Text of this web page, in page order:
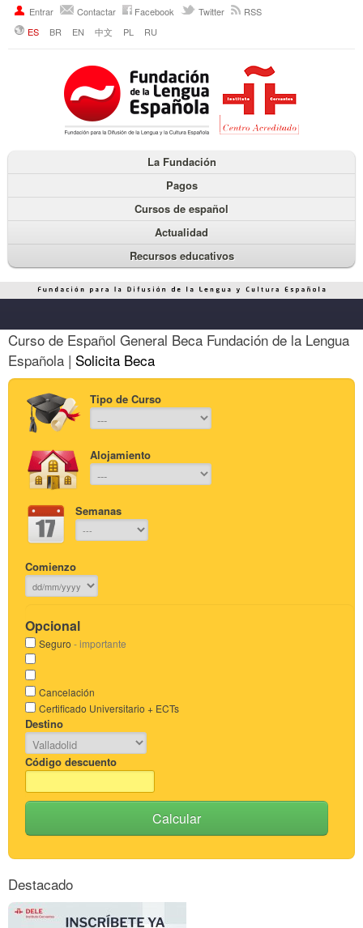
Entrar Contactar Facebook Twitter
RSS
ES
BR EN 中文 PL RU
La Fundación
Pagos
Cursos de español
Actualidad
Recursos educativos
Curso de Español General Beca Fundación de la Lengua
Española | Solicita Beca
Tipo de Curso
Alojamiento
Semanas
Comienzo
Opcional
Seguro - importante
Cancelación
Certificado Universitario + ECTs
Destino
Código descuento
Calcular
Destacado